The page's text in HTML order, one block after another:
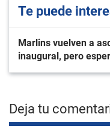
Te puede
Marlins vuelven a
inaugural, pero
Deja tu